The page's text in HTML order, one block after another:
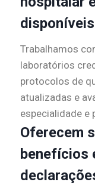
Trabalhamos
laboratórios
protocolos de
atualizadas e
especialidade e
Oferecem
benefícios